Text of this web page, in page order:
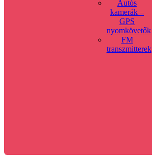
Autós
kamerák –
GPS
nyomkövetők
FM
transzmitterek